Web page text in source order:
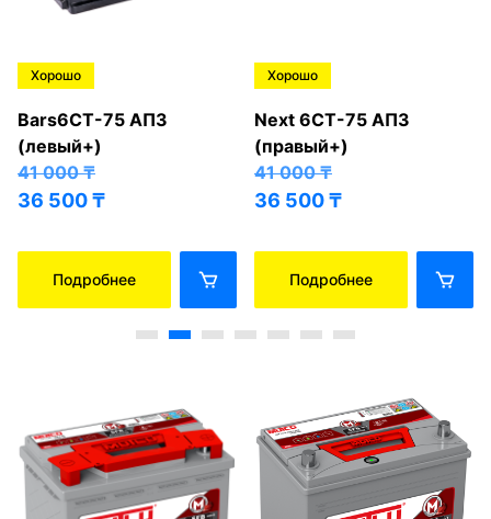
Хорошо
Bars6СТ-75 АПЗ
(левый+)
41 000₸
36 500₸
Подробнее
Хорошо
Next 6СТ-75 АПЗ
(правый+)
41 000₸
36 500₸
Подробнее